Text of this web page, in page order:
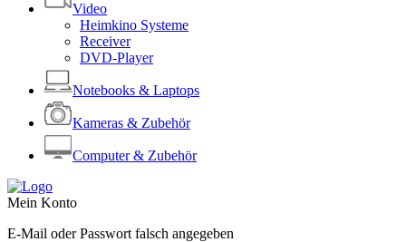
Video
Heimkino Systeme
Receiver
DVD-Player
Notebooks & Laptops
Kameras & Zubehör
Computer & Zubehör
Mein Konto
E-Mail oder Passwort falsch angegeben